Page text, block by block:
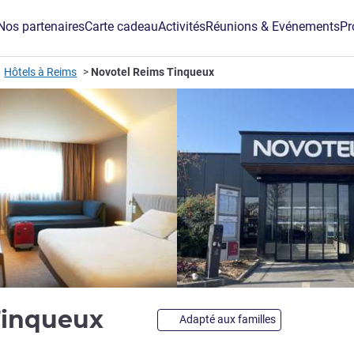
partenairesCarte cadeauActivitésRéunions & Evénements
Hôtels à Reims Novotel Reims Tinqueux
4 étoilesAdapté aux familles